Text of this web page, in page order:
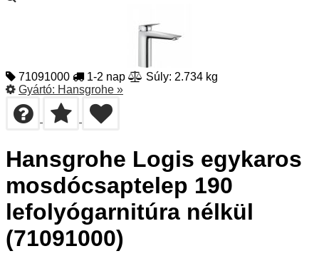
71091000 1-2 nap
Súly: 2.734 kg
Gyártó: Hansgrohe »
Hansgrohe Logis egykaros
mosdócsaptelep 190
lefolyógarnitúra nélkül
(71091000)